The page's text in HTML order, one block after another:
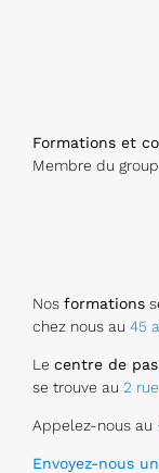
Formations et
Membre du
Nos formations
chez nous au 45
Le centre de
se trouve au 2
Appelez-nous au
Envoyez-nous